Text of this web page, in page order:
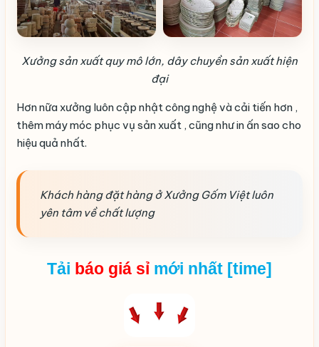
Xưởng sản xuất quy mô lớn, dây chuyền sản xuất hiện
đại
Hơn nữa xưởng luôn cập nhật công nghệ và cải tiến hơn ,
thêm máy móc phục vụ sản xuất , cũng như in ấn sao cho
hiệu quả nhất.
Khách hàng đặt hàng ở Xưởng Gốm Việt luôn
yên tâm về chất lượng
Tải báo giá sỉ mới nhất [time]